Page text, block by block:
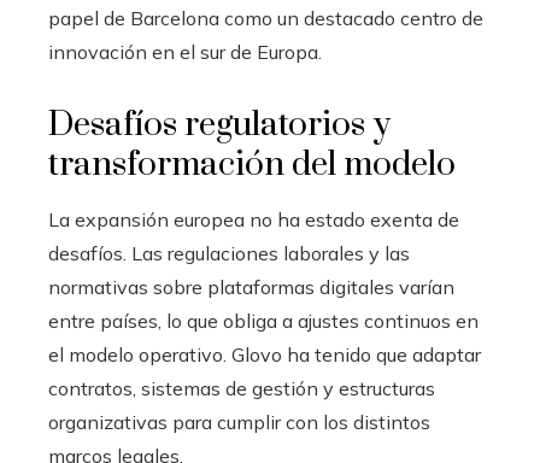
papel de Barcelona como un destacado centro de
innovación en el sur de Europa.
Desafíos regulatorios y
transformación del modelo
La expansión europea no ha estado exenta de
desafíos. Las regulaciones laborales y las
normativas sobre plataformas digitales varían
entre países, lo que obliga a ajustes continuos en
el modelo operativo. Glovo ha tenido que adaptar
contratos, sistemas de gestión y estructuras
organizativas para cumplir con los distintos
marcos legales.